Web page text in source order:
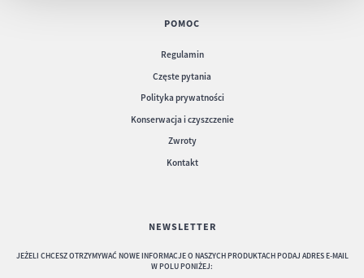
POMOC
Regulamin
Częste pytania
Polityka prywatności
Konserwacja i czyszczenie
Zwroty
Kontakt
NEWSLETTER
JEŻELI CHCESZ OTRZYMYWAĆ NOWE INFORMACJE O NASZYCH PRODUKTACH PODAJ ADRES E-MAIL
W POLU PONIŻEJ: